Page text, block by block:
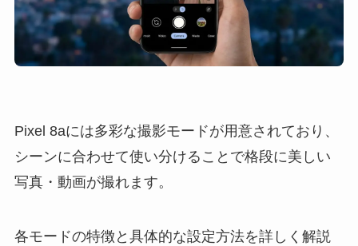
Pixel 8aには多彩な撮影モードが用意されており、
シーンに合わせて使い分けることで格段に美しい
写真・動画が撮れます。
各モードの特徴と具体的な設定方法を詳しく解説